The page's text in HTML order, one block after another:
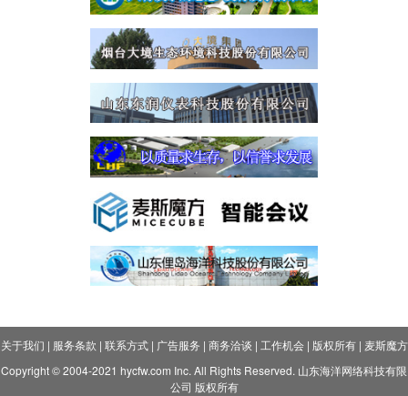
关于我们 | 服务条款 | 联系方式| 广告服务 | 商务洽谈 | 工作机会| 版权所有| 麦斯魔方
Copyright © 2004-2021 hycfw.com Inc. All Rights Reserved. 山东海洋网络科技有限
公司 版权所有